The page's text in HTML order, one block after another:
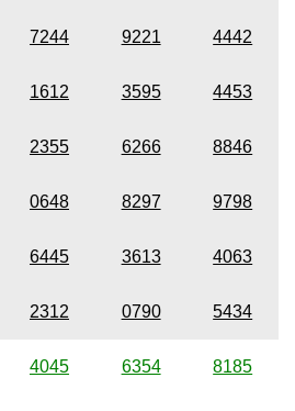
7244 9221 4442
1612 3595 4453
2355 6266 8846
0648 8297 9798
6445 3613 4063
2312 0790 5434
4045 6354 8185